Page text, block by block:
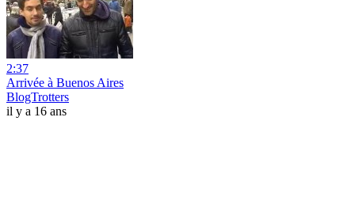
2:37
Arrivée à Buenos Aires
BlogTrotters
il y a 16 ans